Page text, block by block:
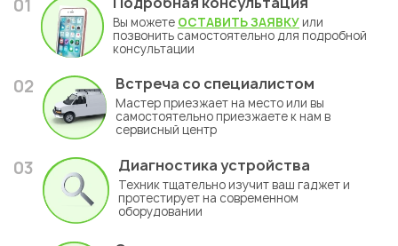
01
Вы можете ОСТАВИТЬ ЗАЯВКУ или
позвонить самостоятельно для подробной
консультации
02 Встреча со специалистом
Мастер приезжает на место или вы
самостоятельно приезжаете к нам в
сервисный центр
03 Диагностика устройства
Техник тщательно изучит ваш гаджет и
протестирует на современном
оборудовании